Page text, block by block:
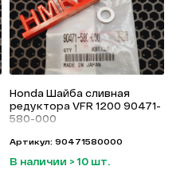
Honda Шайба сливная
редуктора VFR 1200 90471-
580-000
Артикул: 90471580000
В наличии > 10 шт.